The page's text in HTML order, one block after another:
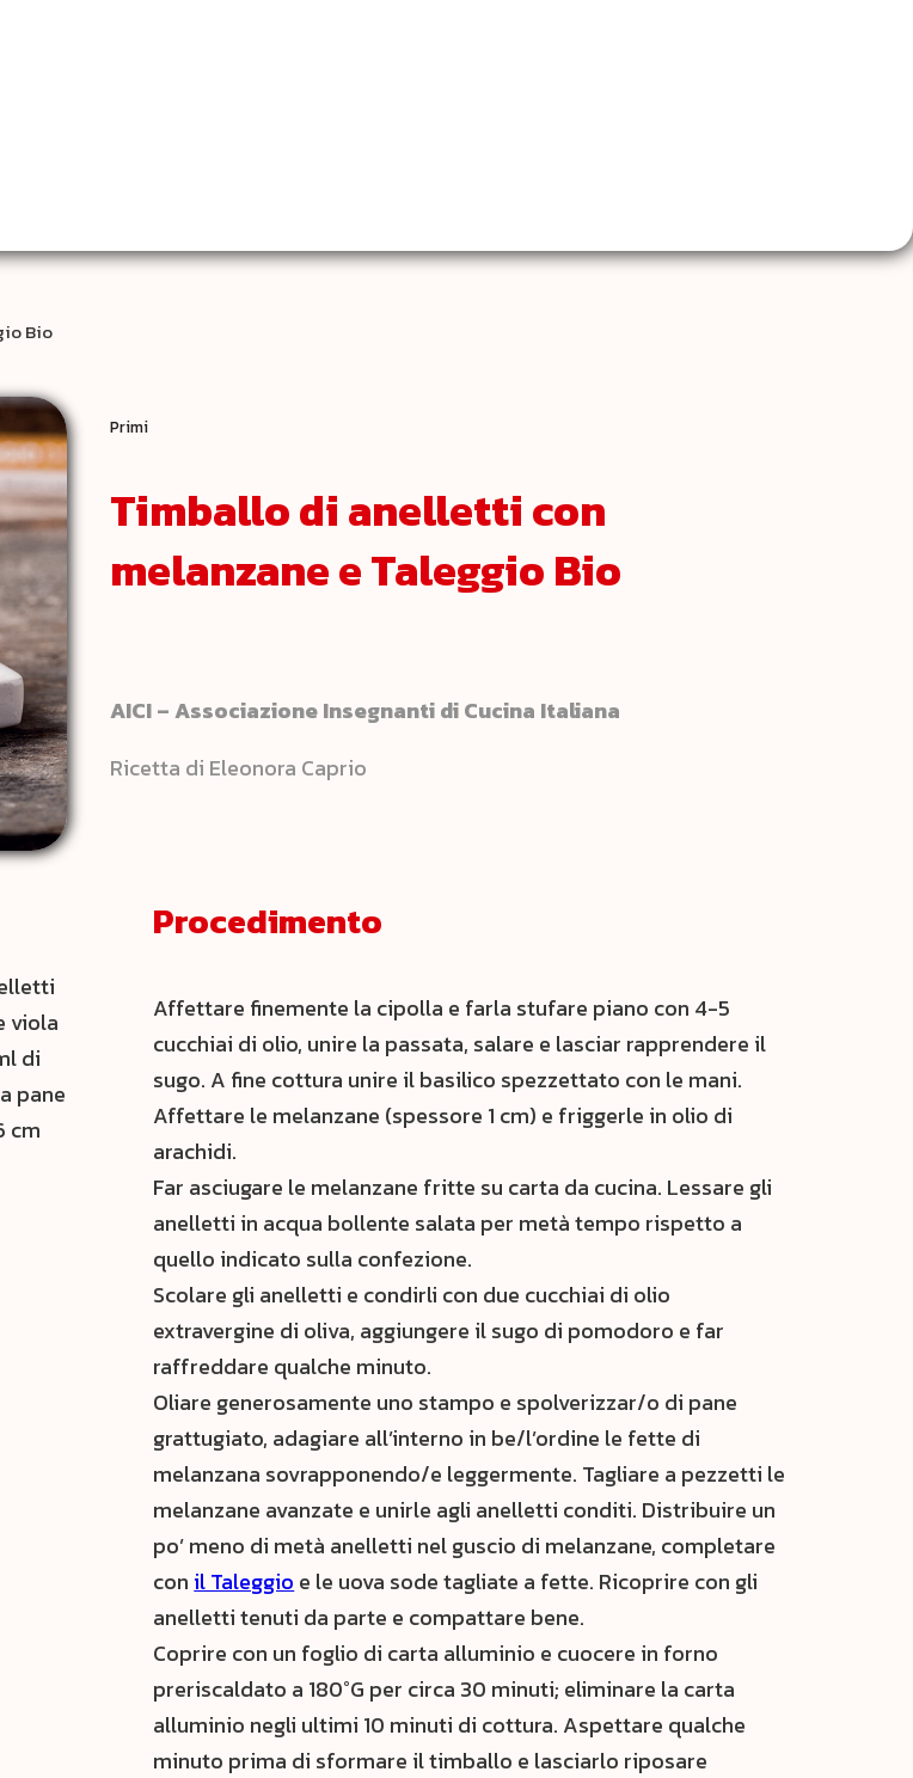
Bio
Primi
Timballo di anelletti con
melanzane e Taleggio Bio
AICI – Associazione Insegnanti di Cucina Italiana
Ricetta di Eleonora Caprio
viola
di
pane
cm
Procedimento
Affettare finemente la cipolla e farla stufare piano con 4-5
cucchiai di olio, unire la passata, salare e lasciar rapprendere il
sugo. A fine cottura unire il basilico spezzettato con le mani.
Affettare le melanzane (spessore 1 cm) e friggerle in olio di
arachidi.
Far asciugare le melanzane fritte su carta da cucina. Lessare gli
anelletti in acqua bollente salata per metà tempo rispetto a
quello indicato sulla confezione.
Scolare gli anelletti e condirli con due cucchiai di olio
extravergine di oliva, aggiungere il sugo di pomodoro e far
raffreddare qualche minuto.
Oliare generosamente uno stampo e spolverizzar/o di pane
grattugiato, adagiare all’interno in be/l’ordine le fette di
melanzana sovrapponendo/e leggermente. Tagliare a pezzetti le
melanzane avanzate e unirle agli anelletti conditi. Distribuire un
po’ meno di metà anelletti nel guscio di melanzane, completare
con il Taleggio e le uova sode tagliate a fette. Ricoprire con gli
anelletti tenuti da parte e compattare bene.
Coprire con un foglio di carta alluminio e cuocere in forno
preriscaldato a 180°G per circa 30 minuti; eliminare la carta
alluminio negli ultimi 10 minuti di cottura. Aspettare qualche
minuto prima di sformare il timballo e lasciarlo riposare